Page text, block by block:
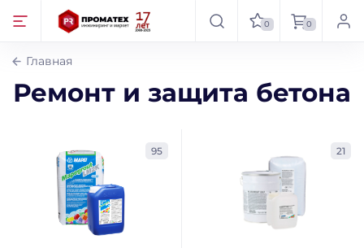
0 0
Главная
Ремонт и защита бетона
95 21